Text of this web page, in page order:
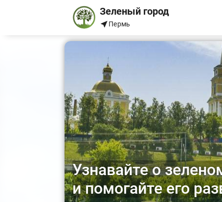
Зеленый город
Пермь
Узнавайте о
и помогайте его